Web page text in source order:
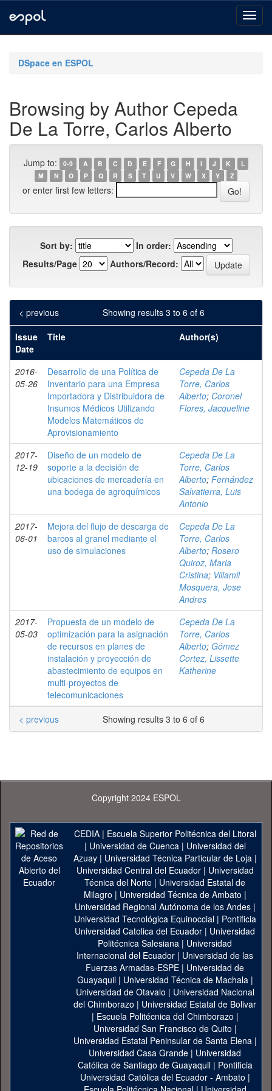
navigationDSpace en ESPOL
Browsing by Author Cepeda
De La Torre, Carlos Alberto
Jump to: 0-9 A B C D E F G H I J K
L
M
N O P Q R S T U V W X Y Z
or enter first few letters:
Sort by:
In order:
Results/Page
Authors/Record:
Showing results 3 to 6 of 6
< previous
Issue
Date
Title Author(s)
2016-
05-26
Desarrollo de una Política de
Inventario para una Empresa
Importadora y Distribuidora de
Insumos Médicos Utilizando
Modelos Matemáticos de
Aprovisionamiento
Cepeda De La
Torre, Carlos
Alberto; Coronel
Flores, Jacqueline
2017-
12-19
Diseño de un modelo de
soporte a la decisión de
ubicaciones de mercadería en
una bodega de agroquímicos
Cepeda De La
Torre, Carlos
Alberto; Fernández
Salvatierra, Luis
Antonio
2017-
06-01
Mejora del flujo de descarga de
barcos al granel mediante el
uso de simulaciones
Cepeda De La
Torre, Carlos
Alberto; Rosero
Quiroz, Maria
Cristina; Villamil
Mosquera, Jose
Andres
2017-
05-03
Propuesta de un modelo de
optimización para la asignación
de recursos en planes de
instalación y proyección de
abastecimiento de equipos en
multi-proyectos de
telecomunicaciones
Cepeda De La
Torre, Carlos
Alberto; Gómez
Cortez, Lissette
Katherine
Showing results 3 to 6 of 6
< previous
Copyright 2024 ESPOL
CEDIA| Escuela Superior Politécnica del Litoral
| Universidad de Cuenca| Universidad del
Azuay| Universidad Técnica Particular de Loja|
Universidad Central del Ecuador| Universidad
Técnica del Norte | Universidad Estatal de
Milagro | Universidad Técnica de Ambato |
Universidad Regional Autónoma de los Andes|
Universidad Tecnológica Equinoccial| Pontificia
Universidad Catolica del Ecuador | Universidad
Politécnica Salesiana | Universidad
Internacional del Ecuador | Universidad de las
Fuerzas Armadas-ESPE | Universidad de
Guayaquil| Universidad Técnica de Machala|
Universidad de Otavalo | Universidad Nacional
del Chimborazo | Universidad Estatal de Bolivar
| Escuela Politécnica del Chimborazo |
Universidad San Francisco de Quito |
Universidad Estatal Peninsular de Santa Elena|
Universidad Casa Grande | Universidad
Católica de Santiago de Guayaquil| Pontificia
Universidad Católica del Ecuador - Ambato |